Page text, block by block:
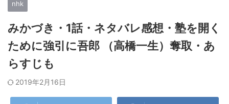
nhk
みかづき・1話・ネタバレ感想・塾を開く
ために強引に吾郎 （高橋一生）奪取・あ
らすじも
2019年2月16日